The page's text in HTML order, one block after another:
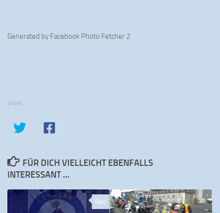
Generated by Facebook Photo Fetcher 2
SHARE
FÜR DICH VIELLEICHT EBENFALLS
INTERESSANT …
0